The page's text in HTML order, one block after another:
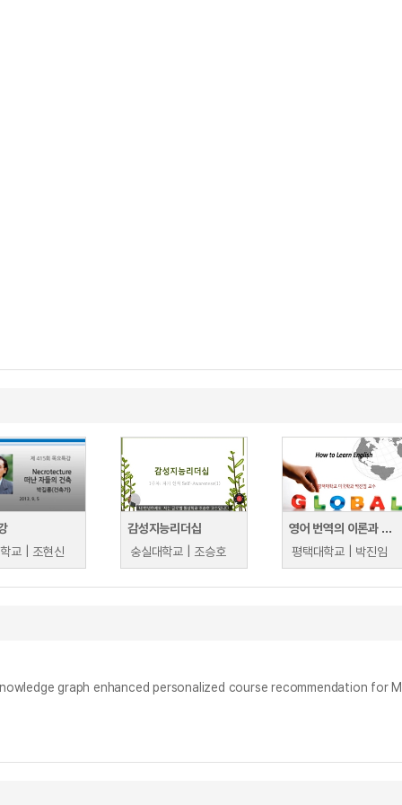
교 | 조현신
감성지능리더십
숭실대학교 | 조승호
영어 번역의 이론과 실제
평택대학교 | 박진임
= Knowledge graph enhanced personalized course recommendation for